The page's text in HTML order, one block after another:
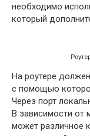
необходимо
который
На роутере
с помощью
Через порт
В зависимости от
может различное